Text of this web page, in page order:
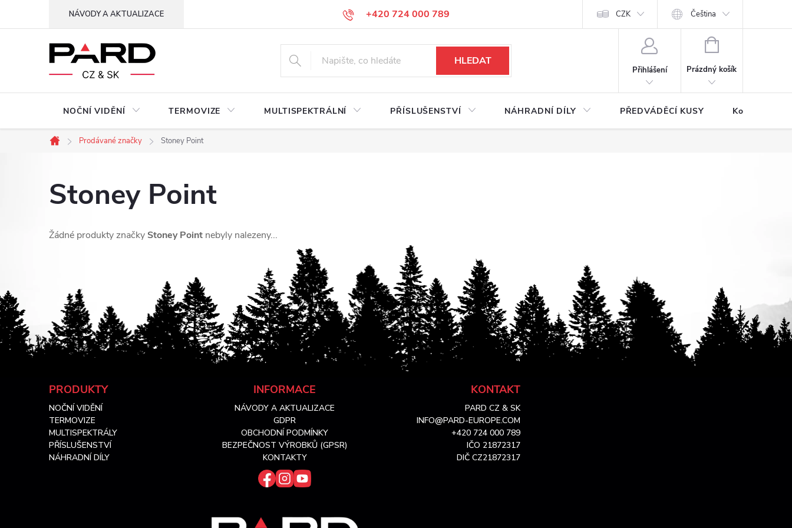
+420 724 000 789
NÁVODY A AKTUALIZACE CZK Čeština
HLEDAT
Přihlášení
NÁKUPNÍ
Prázdný košík
NOČNÍ VIDĚNÍ TERMOVIZE MULTISPEKTRÁLNÍ PŘÍSLUŠENSTVÍ NÁHRADNÍ DÍLY PŘEDVÁDĚCÍ KUSY Kontakty
Domů
Prodávané značky Stoney Point
Stoney Point
Žádné produkty značky Stoney Point nebyly nalezeny...
PRODUKTY
NOČNÍ VIDĚNÍ
TERMOVIZE
MULTISPEKTRÁLY
PŘÍSLUŠENSTVÍ
NÁHRADNÍ DÍLY
INFORMACE
NÁVODY A AKTUALIZACE
GDPR
OBCHODNÍ PODMÍNKY
BEZPEČNOST VÝROBKŮ (GPSR)
KONTAKTY
KONTAKT
PARD CZ & SK
INFO@PARD-EUROPE.COM
+420 724 000 789
IČO 21872317
DIČ CZ21872317